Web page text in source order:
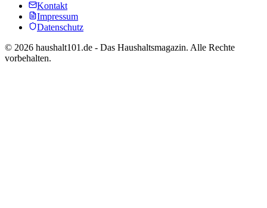
Kontakt
Impressum
Datenschutz
© 2026 haushalt101.de - Das Haushaltsmagazin. Alle Rechte
vorbehalten.